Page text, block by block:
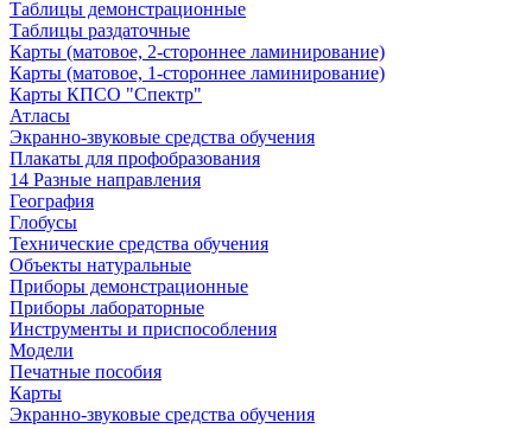
Таблицы демонстрационные
Таблицы раздаточные
Карты (матовое, 2-стороннее ламинирование)
Карты (матовое, 1-стороннее ламинирование)
Карты КПСО "Спектр"
Атласы
Экранно-звуковые средства обучения
Плакаты для профобразования
14 Разные направления
География
Глобусы
Технические средства обучения
Объекты натуральные
Приборы демонстрационные
Приборы лабораторные
Инструменты и приспособления
Модели
Печатные пособия
Карты
Экранно-звуковые средства обучения